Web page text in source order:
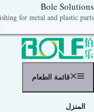
Bole Solutions
for metal and plastic parts.
قائمة الطعام
المنزل